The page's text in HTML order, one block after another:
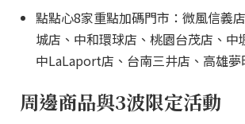
點點心8家重點加碼門市：微風信義
城店、中和環球店、桃園台茂店、中
中LaLaport店、台南三井店、高雄夢
周邊商品與3波限定活動